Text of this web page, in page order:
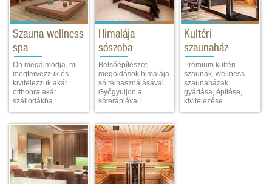
Szauna wellness
spa
Ön megálmodja, mi
megtervezzük és
kivitelezzük akár
otthonra akár
szállodákba.
Himalája
sószoba
Belsőépítészeti
megoldások himalája
só felhasználásával.
Gyógyuljon a
sóterápiával!
Kültéri
szaunaház
Prémium kültéri
szaunák, wellness
szaunaházak
gyártása, építése,
kivitelezése.